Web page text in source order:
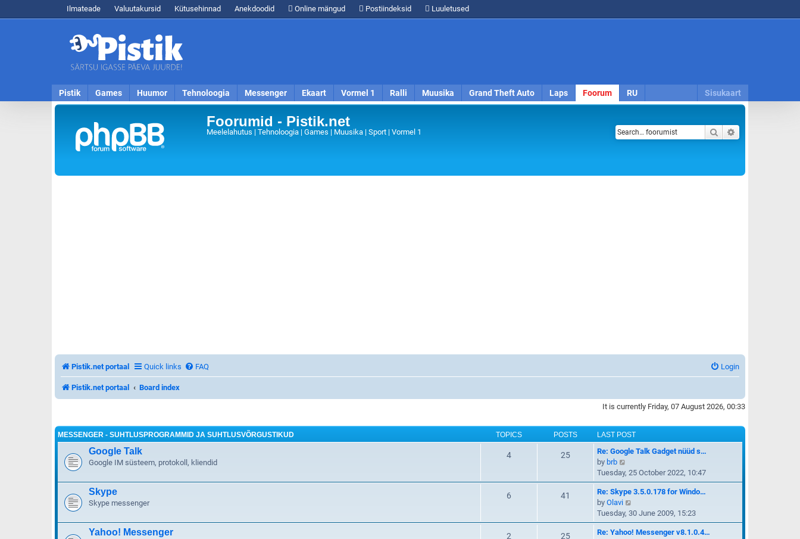
Ilmateade Valuutakursid Kütusehinnad Anekdoodid Online mängud Postiindeksid Luuletused
Pistik Games Huumor Tehnoloogia Messenger Ekaart Vormel 1 Ralli Muusika Grand Theft Auto Laps Foorum RU Sisukaart
Foorumid - Pistik.net
Meelelahutus | Tehnoloogia | Games | Muusika | Sport | Vormel 1 Search
Pistik.net portaal Quick links FAQ Login
Pistik.net portaal Board index
It is currently Friday, 07 August 2026, 00:33
MESSENGER - SUHTLUSPROGRAMMID JA SUHTLUSVÕRGUSTIKUD TOPICS POSTS LAST POST
Google Talk
Google IM süsteem, protokoll, kliendid
4 25
Re: Google Talk Gadget nüüd s…
by brb
i
e
w
t
h
e
l
Tuesday, 25 October 2022, 10:47
Skype
Skype messenger
6 41
Re: Skype 3.5.0.178 for Windo…
by Olavi
i
e
w
Tuesday, 30 June 2009, 15:23
Yahoo! Messenger 2 25
Re: Yahoo! Messenger v8.1.0.4…